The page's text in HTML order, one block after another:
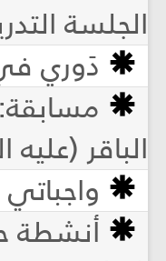
الجلسة
دَوري
الباقر
أنشطة